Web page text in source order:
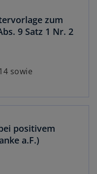
zum
9 Satz 1 Nr. 2
sowie
positivem
a.F.)